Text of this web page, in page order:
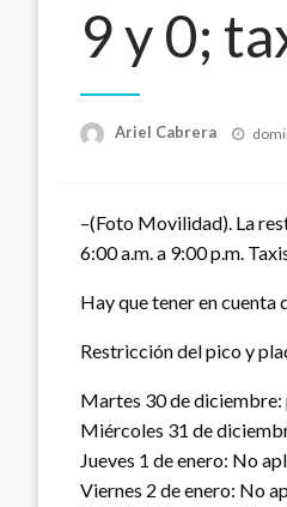
9 y 0;
Ariel Cabrera
–(Foto Movilidad). La
6:00 a.m. a 9:00 p.m.
Hay que tener en cuenta
Restricción del pico y
Martes 30 de diciembre:
Miércoles 31 de
Jueves 1 de enero: No
Viernes 2 de enero: No